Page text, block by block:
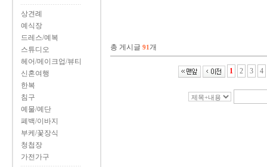
상견례
예식장
드레스/예복
스튜디오
헤어/메이크업/뷰티
신혼여행
한복
침구
예물/예단
폐백/이바지
부케/꽃장식
청첩장
가전가구
총 게시글 91개
1 2 3 4